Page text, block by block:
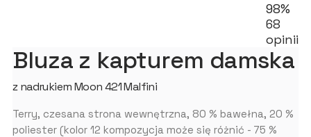
98%
68
opinii
Bluza z kapturem damska
z nadrukiem Moon 421 Malfini
Terry, czesana strona wewnętrzna, 80 % bawełna, 20 %
poliester (kolor 12 kompozycja może się różnić - 75 %